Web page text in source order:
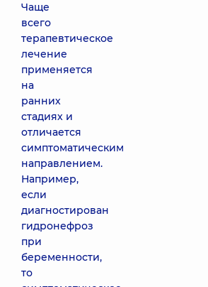
Чаще
всего
терапевтическое
лечение
применяется
на
ранних
стадиях и
отличается
симптоматическим
направлением.
Например,
если
диагностирован
гидронефроз
при
беременности,
то